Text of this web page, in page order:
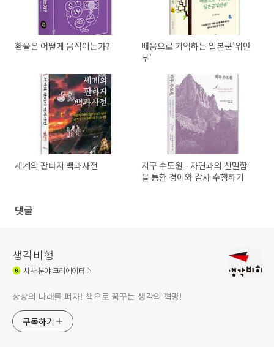
환율은 어떻게 움직이는가?
배움으로 기억하는 일본군'위안
부'
세계의 판타지 백과사전
지구 수도원 - 자연과의 친밀함
을 통한 경이와 감사 수행하기
댓글
생각비행
시사분야 크리에이터
상상의 나래를 펴자! 책으로 꿈꾸는 생각의 혁명!
구독하기